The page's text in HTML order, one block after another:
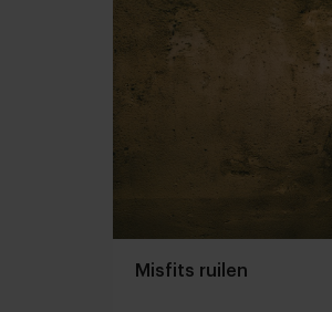
Misfits ruilen